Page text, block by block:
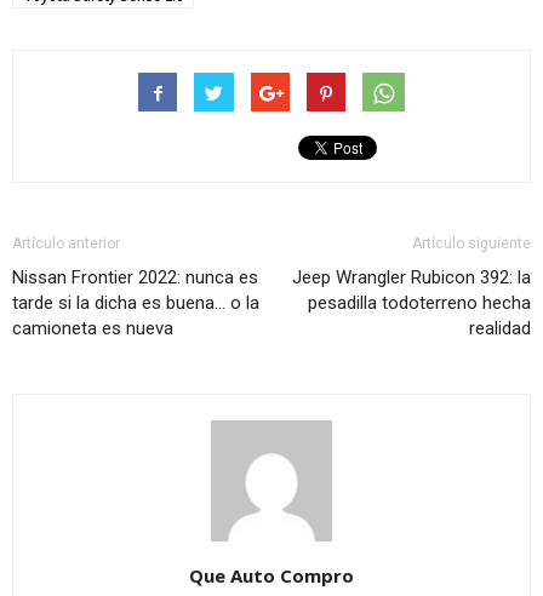
Artículo anterior
Nissan Frontier 2022: nunca es
tarde si la dicha es buena… o la
camioneta es nueva
Artículo siguiente
Jeep Wrangler Rubicon 392: la
pesadilla todoterreno hecha
realidad
Que Auto Compro